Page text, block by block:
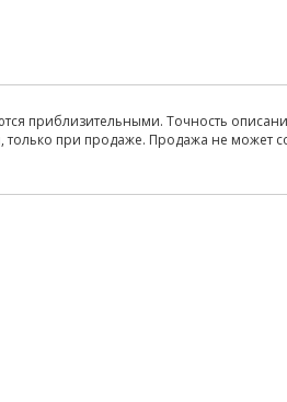
приблизительными. Точность
при продаже. Продажа не может